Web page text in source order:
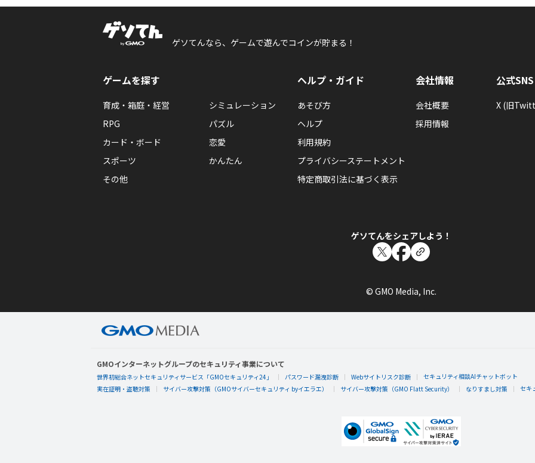
ゲソてんなら、ゲームで遊んでコインが貯まる！
ゲームを探す
育成・箱庭・経営
シミュレーション
RPG
パズル
カード・ボード
恋愛
スポーツ
かんたん
その他
ヘルプ・ガイド
あそび方
ヘルプ
利用規約
プライバシーステートメント
特定商取引法に基づく表示
会社情報
会社概要
採用情報
公式SNS
X (旧
ゲソてんをシェアしよう！
© GMO Media, Inc.
GMOインターネットグループのセキュリティ事業について
世界初総合ネットセキュリティサービス「GMOセキュリティ24」 パスワード漏洩診断 Webサイトリスク診断
セキュリティ相談AIチャットボット
実在証明・盗聴対策
サイバー攻撃対策（GMOサイバーセキュリティ byイエラエ） サイバー攻撃対策（GMO Flatt Security） なりすまし対策 セキ